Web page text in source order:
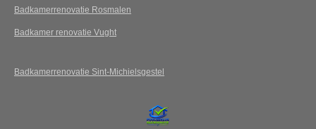
A
p
Badkamerrenovatie Rosmalen
Badkamer renovatie Vught
Badkamerrenovatie Sint-Michielsgestel